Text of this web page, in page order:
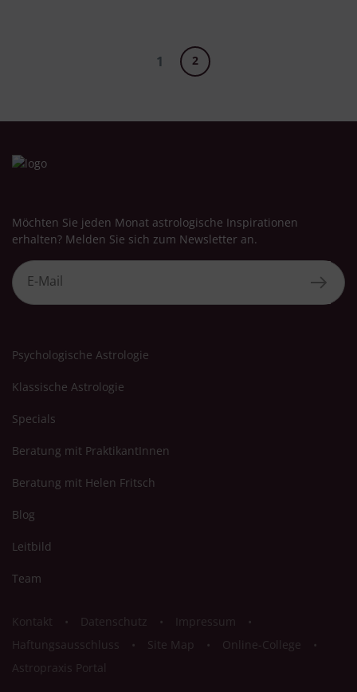
1 2
Möchten Sie jeden Monat astrologische Inspirationen
erhalten? Melden Sie sich zum Newsletter an.
Psychologische Astrologie
Klassische Astrologie
Specials
Beratung mit PraktikantInnen
Beratung mit Helen Fritsch
Blog
Leitbild
Team
Kontakt Datenschutz
Impressum
Haftungsausschluss
Site Map
Online-College
Astropraxis Portal